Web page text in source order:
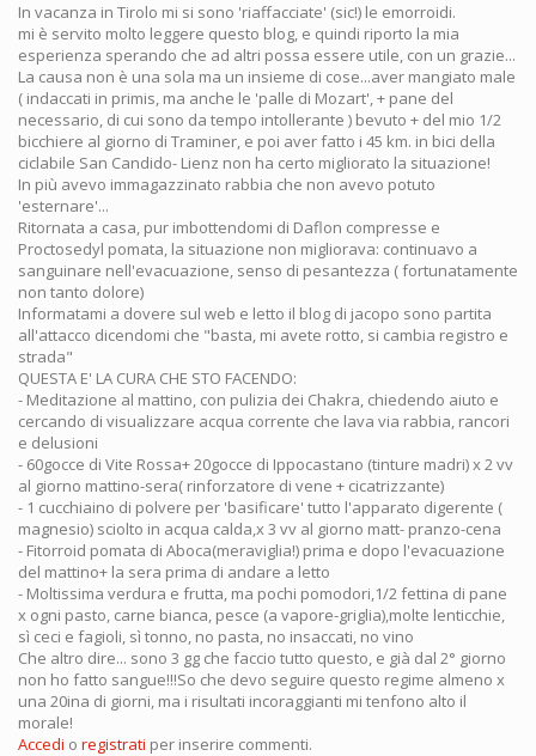
In vacanza in Tirolo mi si sono 'riaffacciate' (sic!) le emorroidi.
mi è servito molto leggere questo blog, e quindi riporto la mia
esperienza sperando che ad altri possa essere utile, con un grazie...
La causa non è una sola ma un insieme di cose...aver mangiato male
( indaccati in primis, ma anche le 'palle di Mozart', + pane del
necessario, di cui sono da tempo intollerante ) bevuto + del mio 1/2
bicchiere al giorno di Traminer, e poi aver fatto i 45 km. in bici della
ciclabile San Candido- Lienz non ha certo migliorato la situazione!
In più avevo immagazzinato rabbia che non avevo potuto
'esternare'...
Ritornata a casa, pur imbottendomi di Daflon compresse e
Proctosedyl pomata, la situazione non migliorava: continuavo a
sanguinare nell'evacuazione, senso di pesantezza ( fortunatamente
non tanto dolore)
Informatami a dovere sul web e letto il blog di jacopo sono partita
all'attacco dicendomi che "basta, mi avete rotto, si cambia registro e
strada"
QUESTA E' LA CURA CHE STO FACENDO:
- Meditazione al mattino, con pulizia dei Chakra, chiedendo aiuto e
cercando di visualizzare acqua corrente che lava via rabbia, rancori
e delusioni
- 60gocce di Vite Rossa+ 20gocce di Ippocastano (tinture madri) x 2 vv
al giorno mattino-sera( rinforzatore di vene + cicatrizzante)
- 1 cucchiaino di polvere per 'basificare' tutto l'apparato digerente (
magnesio) sciolto in acqua calda,x 3 vv al giorno matt- pranzo-cena
- Fitorroid pomata di Aboca(meraviglia!) prima e dopo l'evacuazione
del mattino+ la sera prima di andare a letto
- Moltissima verdura e frutta, ma pochi pomodori,1/2 fettina di pane
x ogni pasto, carne bianca, pesce (a vapore-griglia),molte lenticchie,
sì ceci e fagioli, sì tonno, no pasta, no insaccati, no vino
Che altro dire... sono 3 gg che faccio tutto questo, e già dal 2° giorno
non ho fatto sangue!!!So che devo seguire questo regime almeno x
una 20ina di giorni, ma i risultati incoraggianti mi tenfono alto il
morale!
Accedi o registrati per inserire commenti.